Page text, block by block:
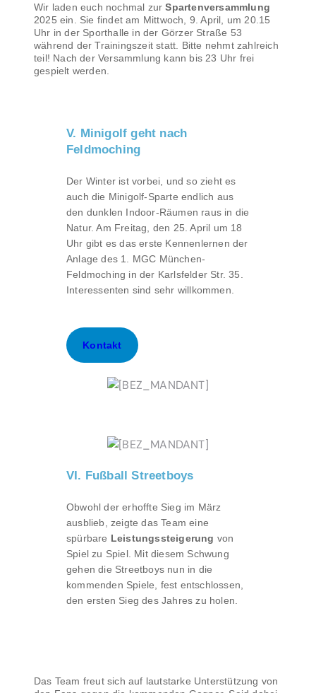
Wir laden euch nochmal zurSpartenversammlung
2025 ein. Sie findet am Mittwoch, 9. April, um 20.15
Uhr in der Sporthalle in der Görzer Straße 53
während der Trainingszeit statt. Bitte nehmt zahlreich
teil! Nach der Versammlung kann bis 23 Uhr frei
gespielt werden.
V. Minigolf geht nach
Feldmoching
Der Winter ist vorbei, und so zieht es
auch die Minigolf-Sparte endlich aus
den dunklen Indoor-Räumen raus in die
Natur. Am Freitag, den 25. April um 18
Uhr gibt es das erste Kennenlernen der
Anlage des 1. MGC München-
Feldmoching in der Karlsfelder Str. 35.
Interessenten sind sehr willkommen.
Kontakt
VI. Fußball Streetboys
Obwohl der erhoffte Sieg im März
ausblieb, zeigte das Team eine
spürbare Leistungssteigerung von
Spiel zu Spiel. Mit diesem Schwung
gehen die Streetboys nun in die
kommenden Spiele, fest entschlossen,
den ersten Sieg des Jahres zu holen.
Das Team freut sich auf lautstarke Unterstützung von